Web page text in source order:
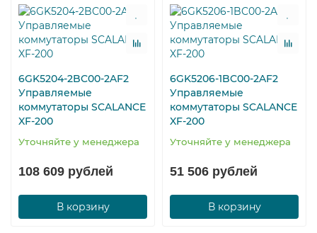
6GK5204-2BC00-2AF2
Управляемые
коммутаторы SCALANCE
XF-200
Уточняйте у менеджера
108 609 рублей
В корзину
6GK5206-1BC00-2AF2
Управляемые
коммутаторы SCALANCE
XF-200
Уточняйте у менеджера
51 506 рублей
В корзину